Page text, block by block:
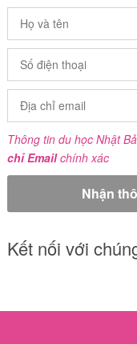
Thông tin du học Nhật
chỉ Emailchính xác
Kết nối với